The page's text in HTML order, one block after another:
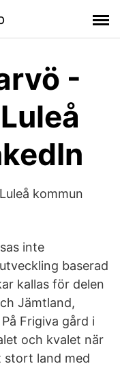
-
kommun
inte
baserad
kallas för delen
Jämtland,
Frigiva gård i
och kvalet när
stort land med